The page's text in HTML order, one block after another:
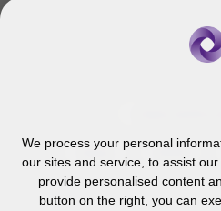
2018
Issue
We process your personal
our sites and service, to assist
provide personalised content
button on the right, you can